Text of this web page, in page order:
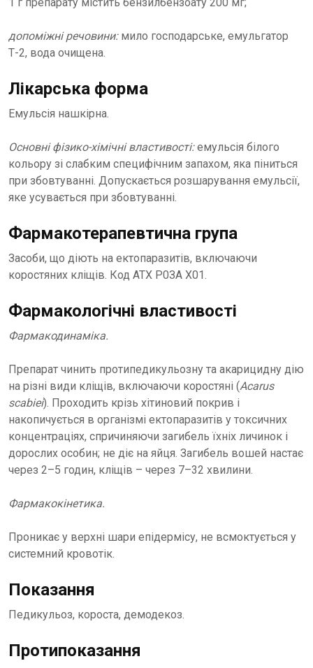
допоміжні речовини:мило господарське, емульгатор
Т-2, вода очищена.
Лікарська форма
Емульсія нашкірна.
Основні фізико-хімічні властивості:емульсія білого
кольору зі слабким специфічним запахом, яка піниться
при збовтуванні. Допускається розшарування емульсії,
яке усувається при збовтуванні.
Фармакотерапевтична група
Засоби, що діють на ектопаразитів, включаючи
коростяних кліщів. Код АТХ Р0ЗА X01.
Фармакологічні властивості
Фармакодинаміка.
Препарат чинить протипедикульозну та акарицидну дію
на різні види кліщів, включаючи коростяні (Acarus
scabiei). Проходить крізь хітиновий покрив і
накопичується в організмі ектопаразитів у токсичних
концентраціях, спричиняючи загибель їхніх личинок і
дорослих особин; не діє на яйця. Загибель вошей настає
через 2–5 годин, кліщів – через 7–32 хвилини.
Фармакокінетика.
Проникає у верхні шари епідермісу, не всмоктується у
системний кровотік.
Показання
Педикульоз, короста, демодекоз.
Протипоказання